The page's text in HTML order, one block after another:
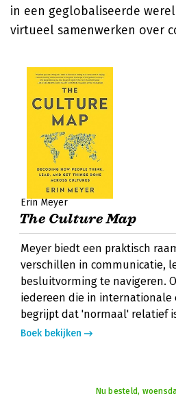
in een geglobaliseerde
virtueel samenwerken over
Erin Meyer
The Culture Map
Meyer biedt een praktisch
verschillen in communicatie,
besluitvorming te navigeren.
iedereen die in internationale
begrijpt dat 'normaal' relatief
Boek bekijken
Nu besteld,